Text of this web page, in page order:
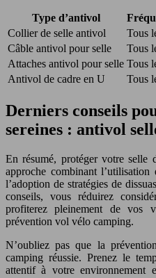
Type d’antivol
Collier de selle antivol
Tous
Câble antivol pour selle
Tous
Attaches antivol pour selle Tous
Antivol de cadre en U
Tous
Derniers conseils
sereines : antivol
En résumé, protéger votre selle
approche combinant l’utilisation
l’adoption de stratégies de
conseils, vous réduirez
profiterez pleinement de vos
prévention vol vélo camping.
N’oubliez pas que la
camping réussie. Prenez le
attentif à votre environnement